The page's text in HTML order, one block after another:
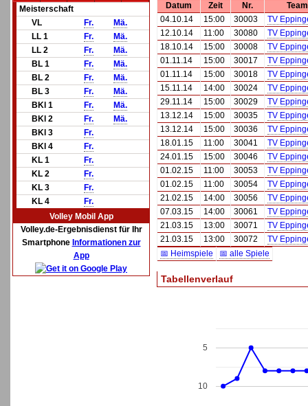
Meisterschaft
VL
Fr.
Mä.
LL 1
Fr.
Mä.
LL 2
Fr.
Mä.
BL 1
Fr.
Mä.
BL 2
Fr.
Mä.
BL 3
Fr.
Mä.
BKl 1
Fr.
Mä.
BKl 2
Fr.
Mä.
BKl 3
Fr.
BKl 4
Fr.
KL 1
Fr.
KL 2
Fr.
KL 3
Fr.
KL 4
Fr.
Volley Mobil App
Volley.de-Ergebnisdienst für Ihr
Smartphone Informationen zur
App
Datum Zeit Nr.
04.10.14
15:00 30003
TV
12.10.14
11:00 30080
TV
18.10.14
15:00 30008
TV
01.11.14
15:00 30017
TV
01.11.14
15:00 30018
TV
15.11.14
14:00 30024
TV
29.11.14
15:00 30029
TV
13.12.14
15:00 30035
TV
13.12.14
15:00 30036
TV
18.01.15
11:00 30041
TV
24.01.15
15:00 30046
TV
01.02.15
11:00 30053
TV
01.02.15
11:00 30054
TV
21.02.15
14:00 30056
TV
07.03.15
14:00 30061
TV
21.03.15
13:00 30071
TV
21.03.15
13:00 30072
TV
📅 Heimspiele
📅 alle Spiele
Tabellenverlauf
5
10